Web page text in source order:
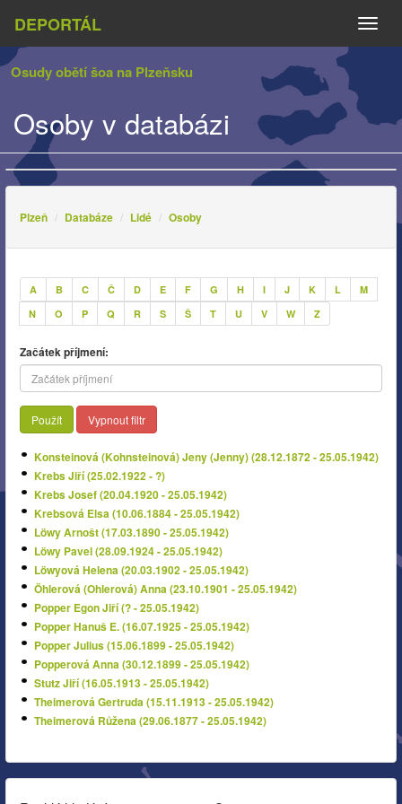
DEPORTÁL
Osudy obětí šoa na Plzeňsku
Osoby v databázi
Plzeň Databáze Lidé Osoby
A B C Č D E F G H I J K L
M
N
O P Q R S Š T U V W Z
Začátek příjmení:
Použít Vypnout filtr
Konsteinová (Kohnsteinová) Jeny (Jenny) (28.12.1872 - 25.05.1942)
Krebs Jiří (25.02.1922 - ?)
Krebs Josef (20.04.1920 - 25.05.1942)
Krebsová Elsa (10.06.1884 - 25.05.1942)
Löwy Arnošt (17.03.1890 - 25.05.1942)
Löwy Pavel (28.09.1924 - 25.05.1942)
Löwyová Helena (20.03.1902 - 25.05.1942)
Öhlerová (Ohlerová) Anna (23.10.1901 - 25.05.1942)
Popper Egon Jiří (? - 25.05.1942)
Popper Hanuš E. (16.07.1925 - 25.05.1942)
Popper Julius (15.06.1899 - 25.05.1942)
Popperová Anna (30.12.1899 - 25.05.1942)
Stutz Jiří (16.05.1913 - 25.05.1942)
Theimerová Gertruda (15.11.1913 - 25.05.1942)
Theimerová Růžena (29.06.1877 - 25.05.1942)